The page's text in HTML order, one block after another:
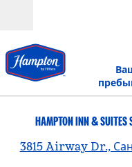
HAMPTON INN & SUITES
3815 Airway Dr.,